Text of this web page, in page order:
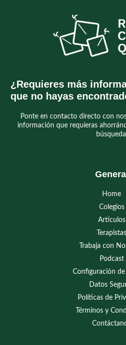
¿Requieres más
que no hayas
Ponte en contacto directo con
información que requieras
Home
Colegios
Artículos
Terapistas
Trabaja con
Podcast
Configuración de
Datos
Políticas de
Términos y